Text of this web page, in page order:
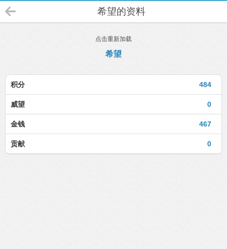
希望的资料
点击重新加载
希望
484
积分
0
威望
467
金钱
0
贡献